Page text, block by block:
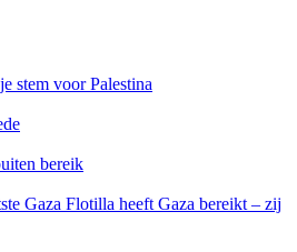
stem voor Palestina
bereik
Gaza Flotilla heeft Gaza bereikt – zij